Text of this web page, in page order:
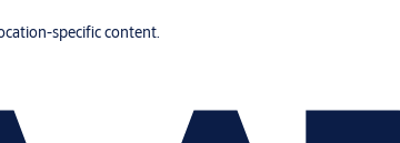
specific content.